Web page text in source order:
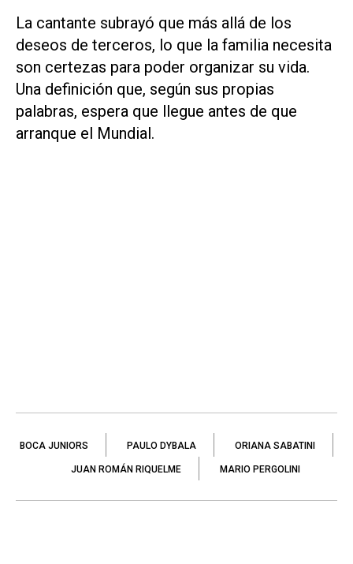
La cantante subrayó que más allá de los
deseos de terceros, lo que la familia necesita
son certezas para poder organizar su vida.
Una definición que, según sus propias
palabras, espera que llegue antes de que
arranque el Mundial.
BOCA JUNIORS PAULO DYBALA ORIANA SABATINI
JUAN ROMÁN RIQUELME MARIO PERGOLINI